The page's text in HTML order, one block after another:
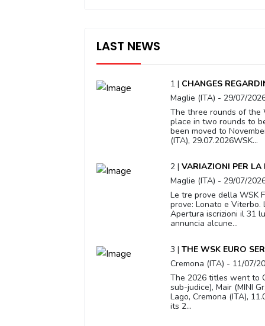
LAST NEWS
1 | CHANGES
Maglie (ITA) - 29/07/
The three rounds of the
place in two rounds to
been moved to
(ITA), 29.07.2026WSK...
2 | VARIAZIONI PER
Maglie (ITA) - 29/07/
Le tre prove della WSK
prove: Lonato e
Apertura iscrizioni il 31
annuncia alcune...
3 | THE WSK EURO
Cremona (ITA) - 11/07/
The 2026 titles went to
sub-judice), Mair (MINI
Lago, Cremona (ITA),
its 2...